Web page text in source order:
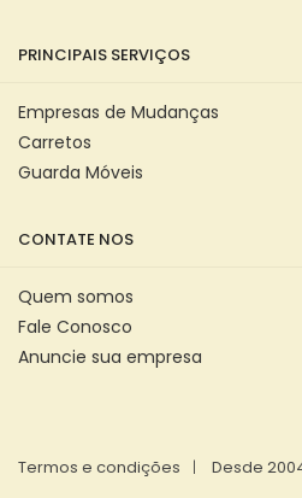
PRINCIPAIS SERVIÇOS
Empresas de Mudanças
Carretos
Guarda Móveis
CONTATE NOS
Quem somos
Fale Conosco
Anuncie sua empresa
Termos e condições Desde